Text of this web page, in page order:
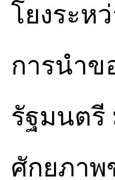
โยงระห
การนำข
รัฐมนตรี
ศักยภาพ